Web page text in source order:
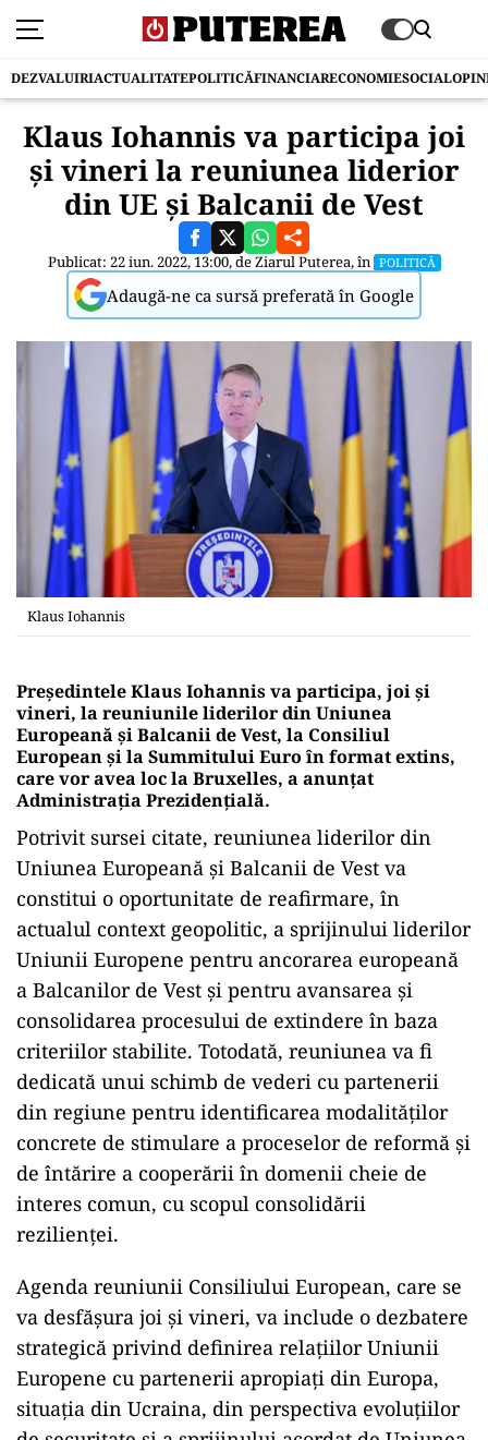
DEZVALUIRIACTUALITATEPOLITICĂFINANCIARECONOMIESOCIAL
Klaus Iohannis va participa joi
și vineri la reuniunea liderior
din UE și Balcanii de Vest
Publicat: 22 iun. 2022, 13:00, deZiarul Puterea, în POLITICĂ
Adaugă-ne ca sursă preferată în Google
Klaus Iohannis
Preşedintele Klaus Iohannis va participa, joi şi
vineri, la reuniunile liderilor din Uniunea
Europeană şi Balcanii de Vest, la Consiliul
European şi la Summitului Euro în format extins,
care vor avea loc la Bruxelles, a anunţat
Administraţia Prezidenţială.
Potrivit sursei citate, reuniunea liderilor din
Uniunea Europeană şi Balcanii de Vest va
constitui o oportunitate de reafirmare, în
actualul context geopolitic, a sprijinului liderilor
Uniunii Europene pentru ancorarea europeană
a Balcanilor de Vest şi pentru avansarea şi
consolidarea procesului de extindere în baza
criteriilor stabilite. Totodată, reuniunea va fi
dedicată unui schimb de vederi cu partenerii
din regiune pentru identificarea modalităţilor
concrete de stimulare a proceselor de reformă şi
de întărire a cooperării în domenii cheie de
interes comun, cu scopul consolidării
rezilienţei.
Agenda reuniunii Consiliului European, care se
va desfăşura joi şi vineri, va include o dezbatere
strategică privind definirea relaţiilor Uniunii
Europene cu partenerii apropiaţi din Europa,
situaţia din Ucraina, din perspectiva evoluţiilor